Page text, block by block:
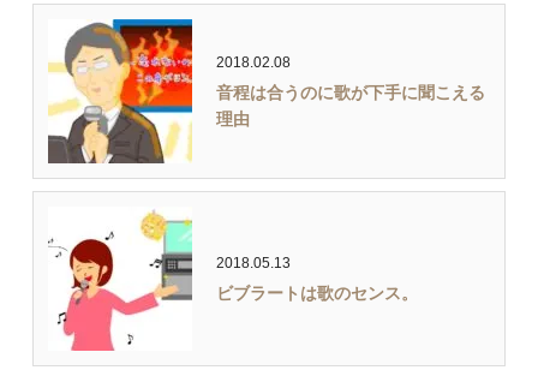
2018.02.08
音程は合うのに歌が下手に聞こえる
理由
2018.05.13
ビブラートは歌のセンス。